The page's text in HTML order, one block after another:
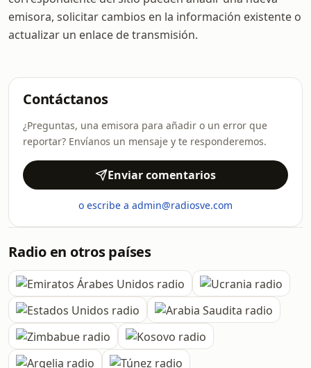
emisora, solicitar cambios en la información existente o
actualizar un enlace de transmisión.
Contáctanos
¿Preguntas, una emisora para añadir o un error que
reportar? Envíanos un mensaje y te responderemos.
Enviar comentarios
o escribe a admin@radiosve.com
Radio en otros países